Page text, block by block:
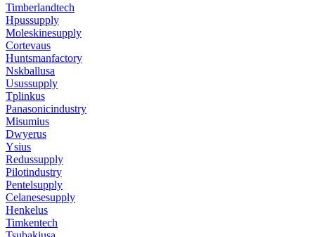
Timberlandtech
Hpussupply
Moleskinesupply
Cortevaus
Huntsmanfactory
Nskballusa
Usussupply
Tplinkus
Panasonicindustry
Misumius
Dwyerus
Ysius
Redussupply
Pilotindustry
Pentelsupply
Celanesesupply
Henkelus
Timkentech